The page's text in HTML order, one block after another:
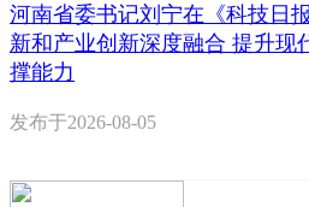
河南省委书记刘宁在《科技日
新和产业创新深度融合 提升现
撑能力
发布于2026-08-05